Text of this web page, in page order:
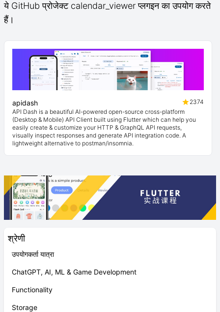
श्रेणी
उपयोगकर्ता यात्रा
ChatGPT, AI, ML & Game Development
Functionality
Storage
ये GitHub प्रोजेक्ट calendar_viewer प्लगइन का उपयोग करते
हैं।
apidash
2374
API Dash is a beautiful AI-powered open-source cross-platform
(Desktop & Mobile) API Client built using Flutter which can help you
easily create & customize your HTTP & GraphQL API requests,
visually inspect responses and generate API integration code. A
lightweight alternative to postman/insomnia.